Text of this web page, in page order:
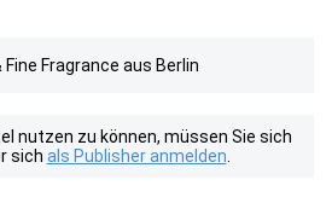
Fragrance aus Berlin
nutzen zu können, müssen Sie sich
sich als Publisher anmelden